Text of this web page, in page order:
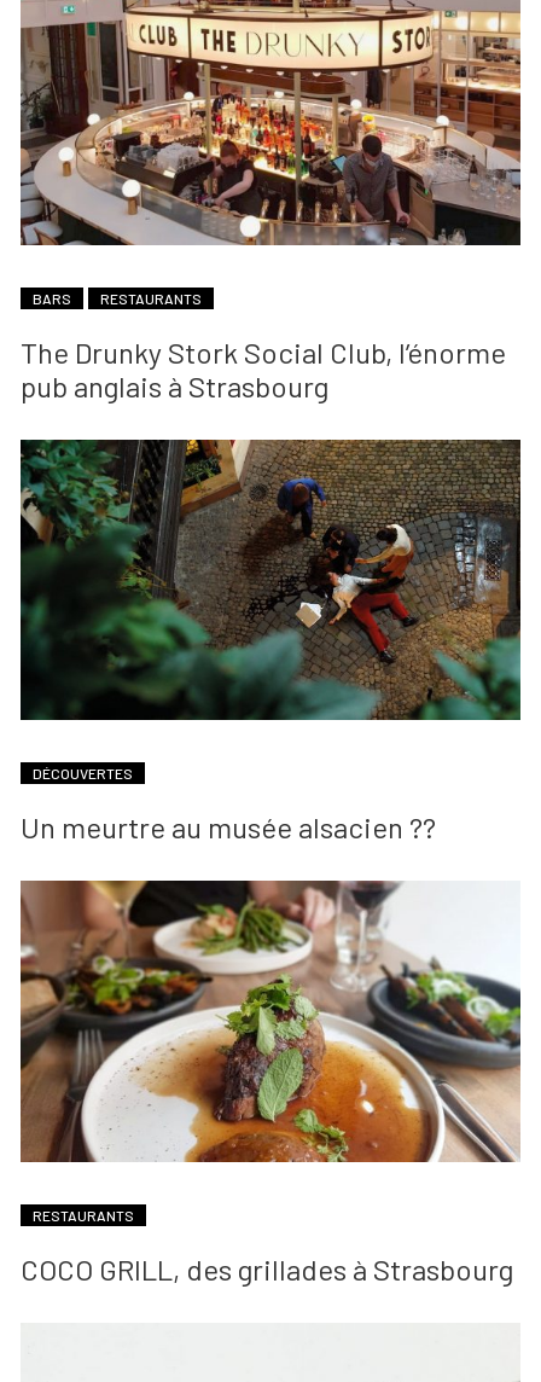
BARS RESTAURANTS
The Drunky Stork Social Club, l’énorme
pub anglais à Strasbourg
DÉCOUVERTES
Un meurtre au musée alsacien ??
RESTAURANTS
COCO GRILL, des grillades à Strasbourg